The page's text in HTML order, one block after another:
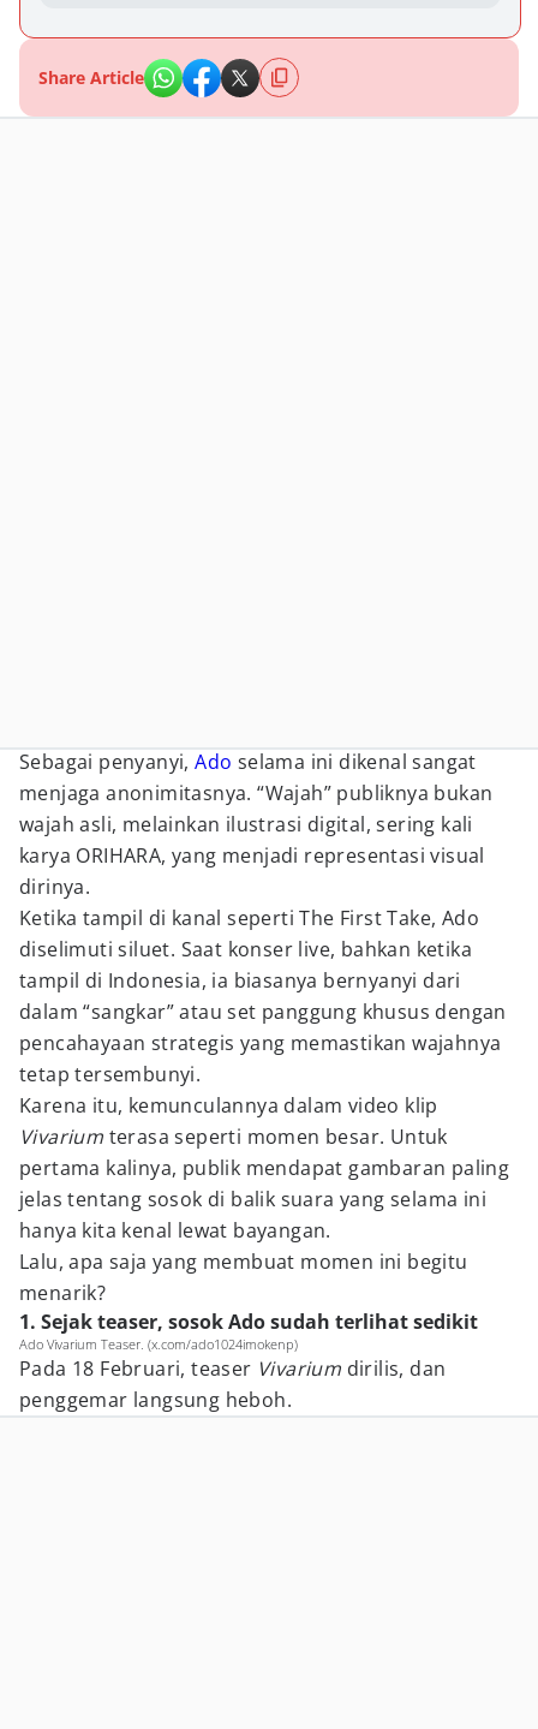
Share Article
Sebagai penyanyi,Ado selama ini dikenal sangat
menjaga anonimitasnya. “Wajah” publiknya bukan
wajah asli, melainkan ilustrasi digital, sering kali
karya ORIHARA, yang menjadi representasi visual
dirinya.
Ketika tampil di kanal seperti The First Take, Ado
diselimuti siluet. Saat konser live, bahkan ketika
tampil di Indonesia, ia biasanya bernyanyi dari
dalam “sangkar” atau set panggung khusus dengan
pencahayaan strategis yang memastikan wajahnya
tetap tersembunyi.
Karena itu, kemunculannya dalam video klip
Vivarium terasa seperti momen besar. Untuk
pertama kalinya, publik mendapat gambaran paling
jelas tentang sosok di balik suara yang selama ini
hanya kita kenal lewat bayangan.
Lalu, apa saja yang membuat momen ini begitu
menarik?
1. Sejak teaser, sosok Ado sudah terlihat sedikit
Ado Vivarium Teaser. (x.com/ado1024imokenp)
Pada 18 Februari, teaser Vivarium dirilis, dan
penggemar langsung heboh.